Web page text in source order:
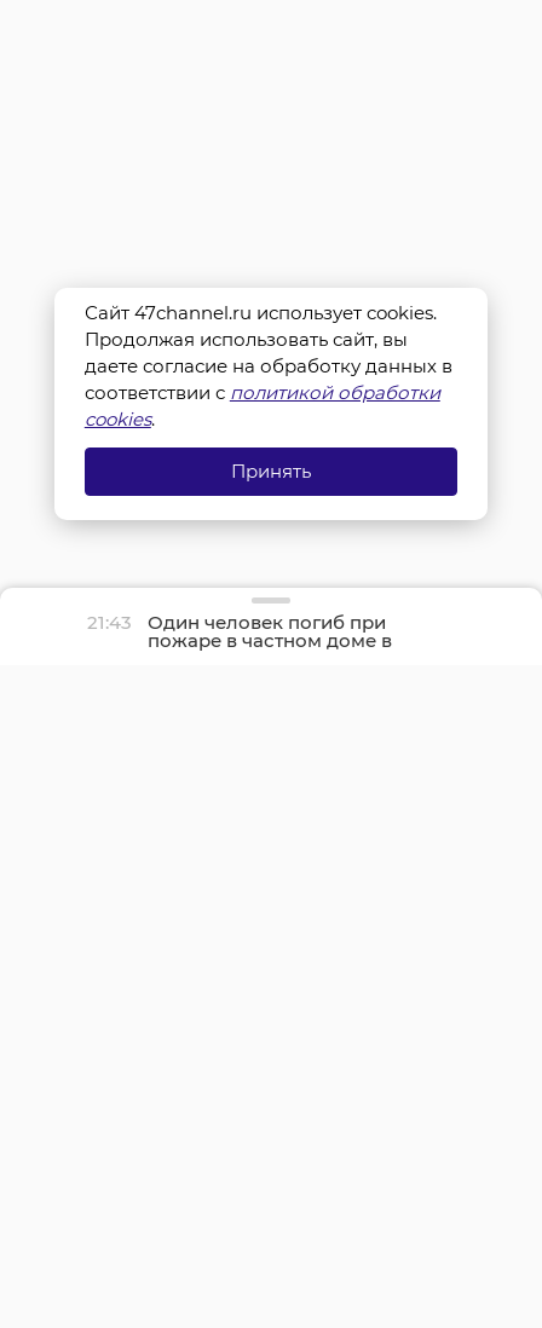
21:43 Один человек погиб при
пожаре в частном доме в
Гатчине
Сайт 47channel.ru использует cookies.
Продолжая использовать сайт, вы
даете согласие на обработку данных в
соответствии с политикой обработки
cookies.
Принять